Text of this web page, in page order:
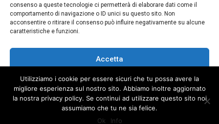
consenso a queste tecnologie ci permetterà di elaborare dati come il
comportamento di navigazione o ID unici su questo sito. Non
acconsentire o ritirare il consenso può influire negativamente su alcune
caratteristiche e funzioni.
Accetta
Nega
Visualizza le preferenze
© Orient Gallery 2018 | Centro Commerciale Mirella, Santa Giusta, OR. P.I.
Utilizziamo i cookie per essere sicuri che tu possa avere la
migliore esperienza sul nostro sito. Abbiamo inoltre aggiornato
la nostra privacy policy. Se continui ad utilizzare questo sito noi
assumiamo che tu ne sia felice.
Ok
Info